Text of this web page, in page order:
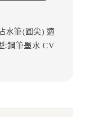
水筆(圓尖) 適
:鋼筆墨水CV